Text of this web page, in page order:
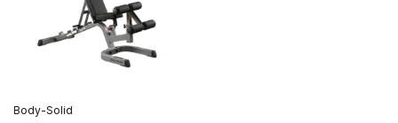
Body-Solid